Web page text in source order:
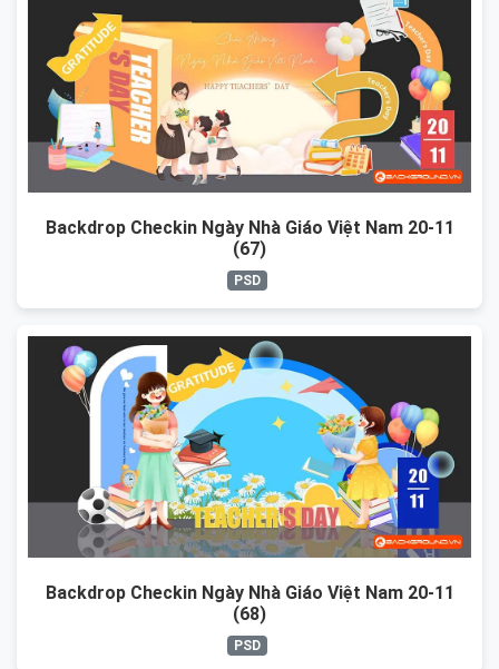
Backdrop Checkin Ngày Nhà Giáo Việt Nam 20-11
(67)
PSD
Backdrop Checkin Ngày Nhà Giáo Việt Nam 20-11
(68)
PSD